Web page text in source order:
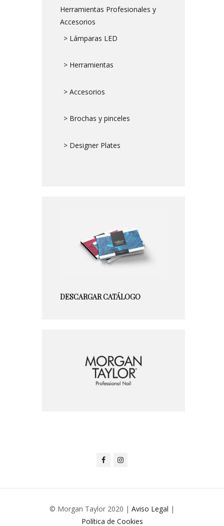
Herramientas Profesionales y
Accesorios
> Lámparas LED
> Herramientas
> Accesorios
> Brochas y pinceles
> Designer Plates
DESCARGAR CATÁLOGO
© Morgan Taylor 2020 | Aviso Legal |
Política de Cookies